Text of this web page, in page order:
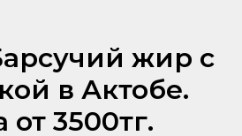
жир с
в Актобе.
от 3500тг.